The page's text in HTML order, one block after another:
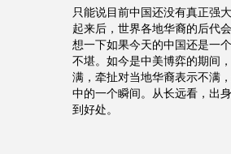
只能说目前中国还没有真正强
起来后，世界各地华裔的后代
想一下如果今天的中国还是一
不堪。如今是中美博弈的期间
满，牵扯对当地华裔表示不满
中的一个瞬间。从长远看，出
到好处。